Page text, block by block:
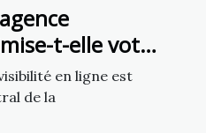
t-elle votre
réseauxen ligne est
de la